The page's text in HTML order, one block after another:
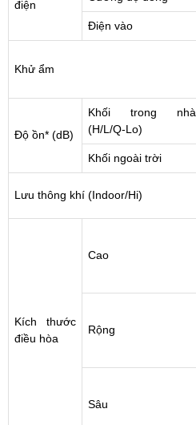
điện
Điện vào
Khử ẩm
Độ ồn* (dB)
Khối trong nhà
(H/L/Q-Lo)
Khối ngoài trời
Lưu thông khí (Indoor/Hi)
Kích thước
điều hòa
Cao
Rộng
Sâu